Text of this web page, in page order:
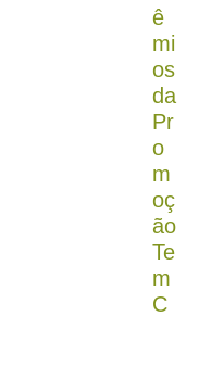
ê
mi
os
da
Pr
o
m
oç
ão
Te
m
C